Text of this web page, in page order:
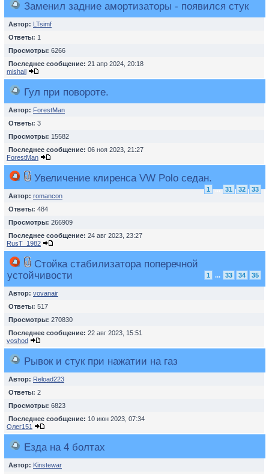
Заменил задние амортизаторы - появился стук
Автор: LTsimf
Ответы: 1
Просмотры: 6266
Последнее сообщение: 21 апр 2024, 20:18
mishail
Гул при повороте.
Автор: ForestMan
Ответы: 3
Просмотры: 15582
Последнее сообщение: 06 ноя 2023, 21:27
ForestMan
Увеличение клиренса VW Polo седан.
1 ... 31 32
33
Автор: romancon
Ответы: 484
Просмотры: 266909
Последнее сообщение: 24 авг 2023, 23:27
RusT_1982
Стойка стабилизатора поперечной
устойчивости
1 ... 33 34 35
Автор: vovanair
Ответы: 517
Просмотры: 270830
Последнее сообщение: 22 авг 2023, 15:51
voshod
Рывок и стук при нажатии на газ
Автор: Reload223
Ответы: 2
Просмотры: 6823
Последнее сообщение: 10 июн 2023, 07:34
Олег151
Езда на 4 болтах
Автор: Kinstewar